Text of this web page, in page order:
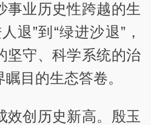
事业历史性跨越的生
退”到“绿进沙退”，
坚守、科学系统的治
目的生态答卷。
效创历史新高。殷玉